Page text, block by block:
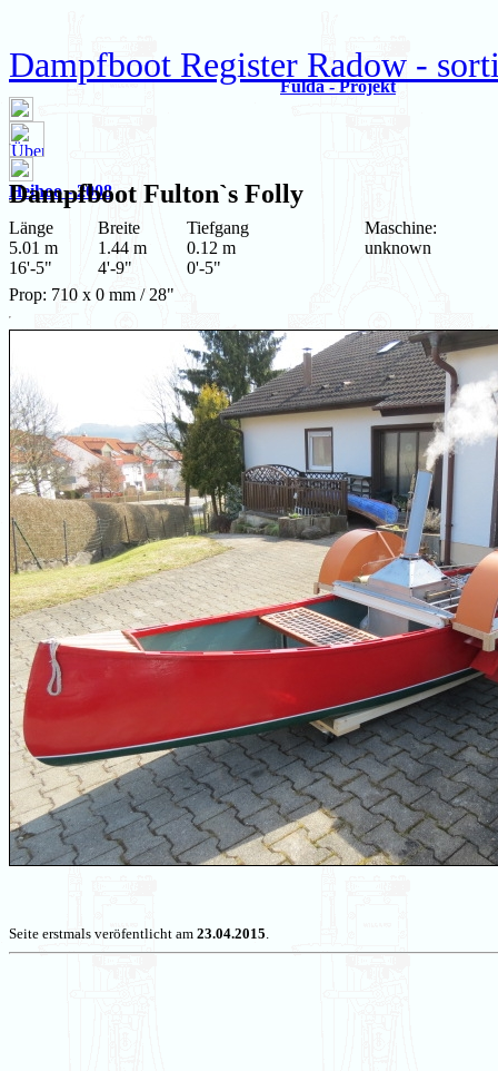
Dampfboot Register Radow -
Fulda - Projekt
Heihoo - 2008
Dampfboot Fulton`s Folly
Länge
5.01 m
16'-5"
Breite
1.44 m
4'-9"
Tiefgang
0.12 m
0'-5"
Maschine:
unknown
Prop: 710 x 0 mm / 28"
Seite erstmals veröfentlicht am 23.04.2015.